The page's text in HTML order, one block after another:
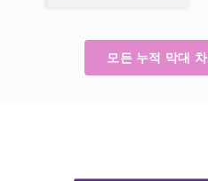
모든 누적 막대